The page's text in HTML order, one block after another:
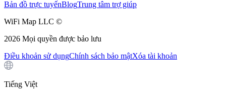
Bản đồ trực tuyếnBlogTrung tâm trợ giúp
WiFi Map LLC ©
2026 Mọi quyền được bảo lưu
Điều khoản sử dụngChính sách bảo mậtXóa tài khoản
Tiếng Việt